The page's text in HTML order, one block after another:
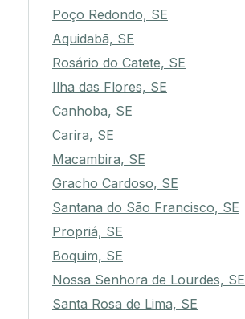
Poço Redondo, SE
Aquidabã, SE
Rosário do Catete, SE
Ilha das Flores, SE
Canhoba, SE
Carira, SE
Macambira, SE
Gracho Cardoso, SE
Santana do São Francisco, SE
Propriá, SE
Boquim, SE
Nossa Senhora de Lourdes, SE
Santa Rosa de Lima, SE